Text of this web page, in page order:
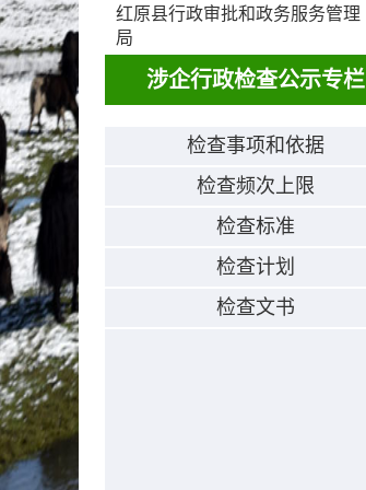
红原县行政审批和政务服务管理
局
涉企行政检查公示专栏
检查事项和依据
检查频次上限
检查标准
检查计划
检查文书